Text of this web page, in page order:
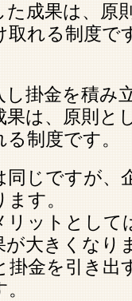
た成果は、原
取れる制度で
し掛金を積み
果は、原則と
る制度です。
同じですが、
ます。
リットとして
が大きくなり
掛金を引き出
。